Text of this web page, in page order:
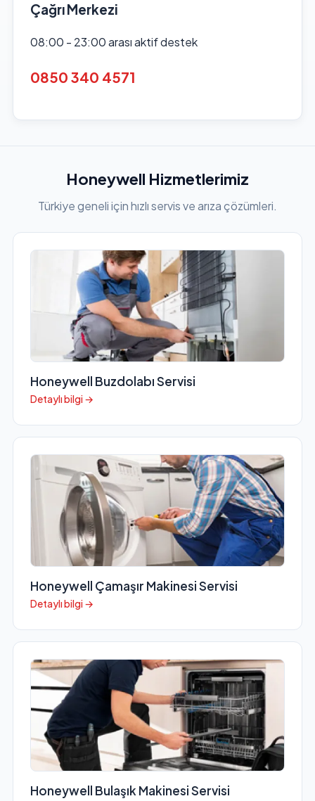
Çağrı Merkezi
08:00 - 23:00 arası aktif destek
0850 340 4571
Honeywell Hizmetlerimiz
Türkiye geneli için hızlı servis ve arıza çözümleri.
Honeywell Buzdolabı Servisi
Detaylı bilgi →
Honeywell Çamaşır Makinesi Servisi
Detaylı bilgi →
Honeywell Bulaşık Makinesi Servisi